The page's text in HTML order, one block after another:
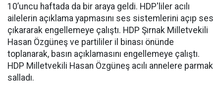
10’uncu haftada da bir araya geldi. HDP'liler acılı
ailelerin açıklama yapmasını ses sistemlerini açıp ses
çıkararak engellemeye çalıştı. HDP Şırnak Milletvekili
Hasan Özgüneş ve partililer il binası önünde
toplanarak, basın açıklamasını engellemeye çalıştı.
HDP Milletvekili Hasan Özgüneş acılı annelere parmak
salladı.